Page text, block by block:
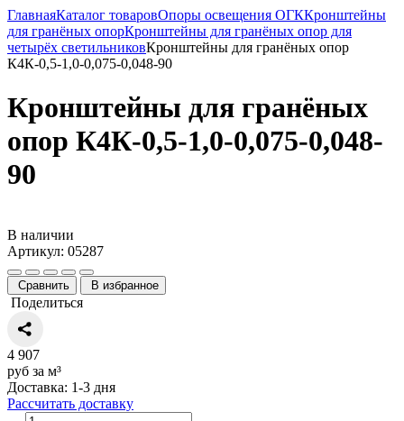
ГлавнаяКаталог товаровОпоры освещения ОГККронштейны
для гранёных опорКронштейны для гранёных опор для
четырёх светильниковКронштейны для гранёных опор
К4К-0,5-1,0-0,075-0,048-90
Кронштейны для гранёных
опор К4К-0,5-1,0-0,075-0,048-
90
В наличии
Артикул: 05287
Сравнить В избранное
Поделиться
4 907
руб за м³
Доставка: 1-3 дня
Рассчитать доставку